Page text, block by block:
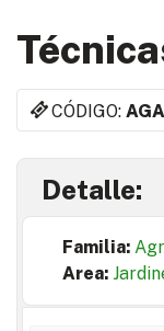
CÓDIGO:
Detalle:
Familia:
Area: